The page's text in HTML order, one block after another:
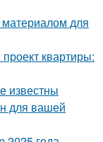
для
квартиры:
известны
для вашей